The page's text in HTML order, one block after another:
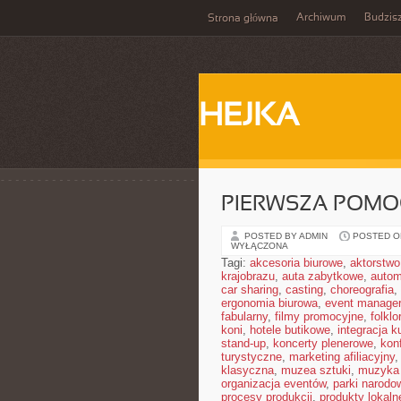
Strona główna Archiwum
HEJKA
PIERWSZA
POSTED BY ADMIN POSTED
WYŁĄCZONA
Tagi: akcesoria biurowe, aktorstwo
krajobrazu, auta zabytkowe,
car sharing, casting, choreografia,
ergonomia biurowa, event manager
fabularny, filmy promocyjne, folklor
koni, hotele butikowe, integracja
stand-up, koncerty plenerowe,
turystyczne, marketing afiliacyjny,
klasyczna, muzea sztuki,
organizacja eventów, parki
procesy produkcji, produkty